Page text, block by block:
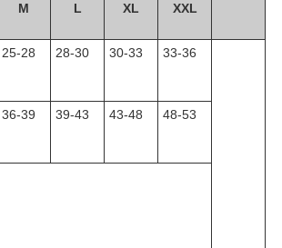
M L XL XXL
25-28 28-30 30-33 33-36
36-39 39-43 43-48 48-53